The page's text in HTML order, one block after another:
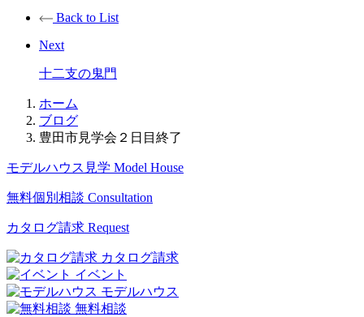
Back to List
Next
十二支の鬼門
ホーム
ブログ
豊田市見学会２日目終了
モデルハウス見学 Model House
無料個別相談 Consultation
カタログ請求 Request
カタログ請求
イベント
モデルハウス
無料相談